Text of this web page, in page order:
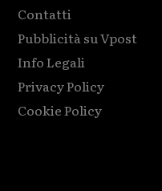
Contatti
Pubblicità su Vpost
Info Legali
Privacy Policy
Cookie Policy